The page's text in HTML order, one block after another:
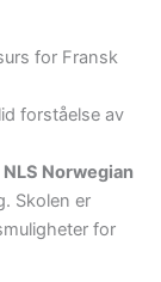
for Fransk
forståelse av
NLS Norwegian
Skolen er
for